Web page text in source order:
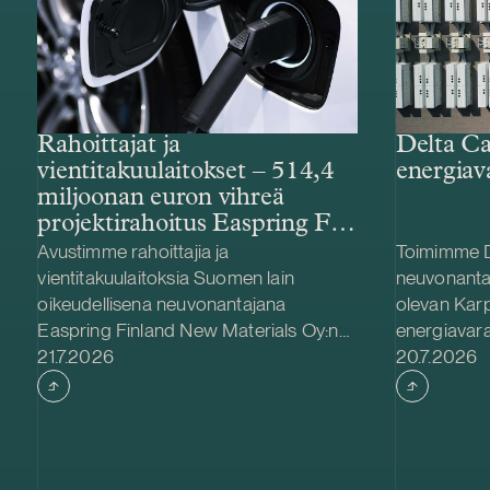
Rahoittajat ja
vientitakuulaitokset – 514,4
miljoonan euron vihreä
projektirahoitus Easpring Finland
New Materialsin CAM-
tehtaalle
Avustimme rahoittajia ja
vientitakuulaitoksia Suomen lain
oikeudellisena neuvonantajana
Easpring Finland New Materials Oy:n
Kotkaan rakennettavan
katodiaktiivimateriaalia (CAM)
valmistavan tehtaan kehittämiseen ja
Julkaistu
21.7.2026
Delta
Toimimme
olevan
Delta
yhdessä
Julkaistu
20.7.2026